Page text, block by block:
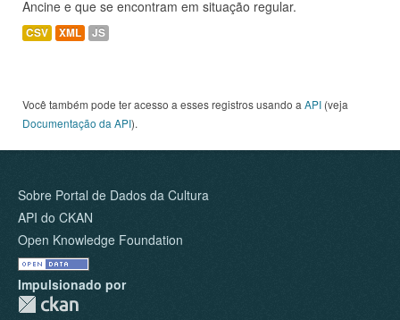
Ancine e que se encontram em situação regular.
CSV XML JS
Você também pode ter acesso a esses registros usando a API (veja
Documentação da API).
Sobre Portal de Dados da Cultura
API do CKAN
Open Knowledge Foundation
Impulsionado por